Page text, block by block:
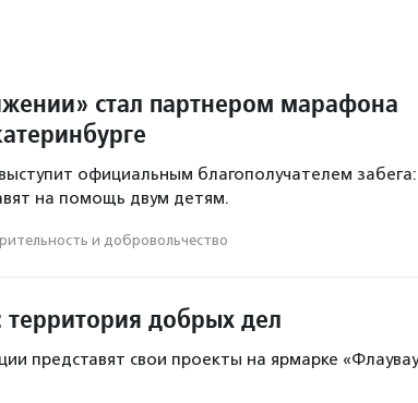
стал партнером марафона
официальным благополучателем забега:
на помощь двум детям.
и доброволь­чест­во
добрых дел
представят свои проекты на ярмарке «Флаувау